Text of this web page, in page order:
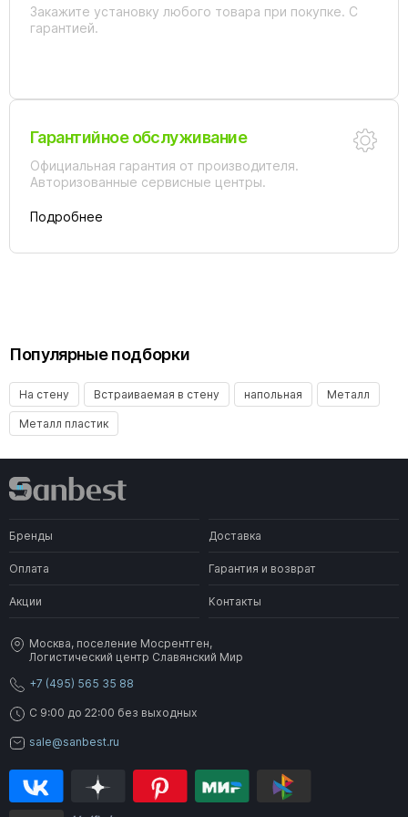
Закажите установку любого товара при покупке. С
гарантией.
Гарантийное обслуживание
Официальная гарантия от производителя.
Авторизованные сервисные центры.
Подробнее
Популярные подборки
На стену Встраиваемая в стену напольная Металл
Металл пластик
Бренды Доставка
Оплата Гарантия и возврат
Акции Контакты
Москва, поселение Мосрентген,
Логистический центр Славянский Мир
+7 (495) 565 35 88
C 9:00 до 22:00 без выходных
sale@sanbest.ru